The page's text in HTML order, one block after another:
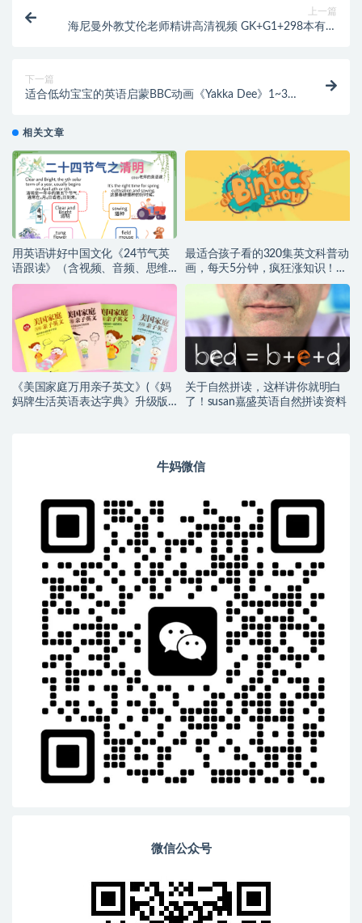
上一篇
海尼曼外教艾伦老师精讲高清视频 GK+G1+298本有声
下一篇
适合低幼宝宝的英语启蒙BBC动画《Yakka Dee》1~3季
相关文章
用英语讲好中国文化《24节气英
语跟读》（含视频、音频、思维
导图）高清（百度网盘）
最适合孩子看的320集英文科普动
画，每天5分钟，疯狂涨知识！
（百度网盘）
《美国家庭万用亲子英文》(《妈
妈牌生活英语表达字典》升级版)
关于自然拼读，这样讲你就明白
了！susan嘉盛英语自然拼读资料
牛妈微信
微信公众号